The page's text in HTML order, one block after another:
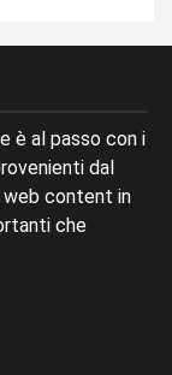
è al passo con i
dal
web content in
che